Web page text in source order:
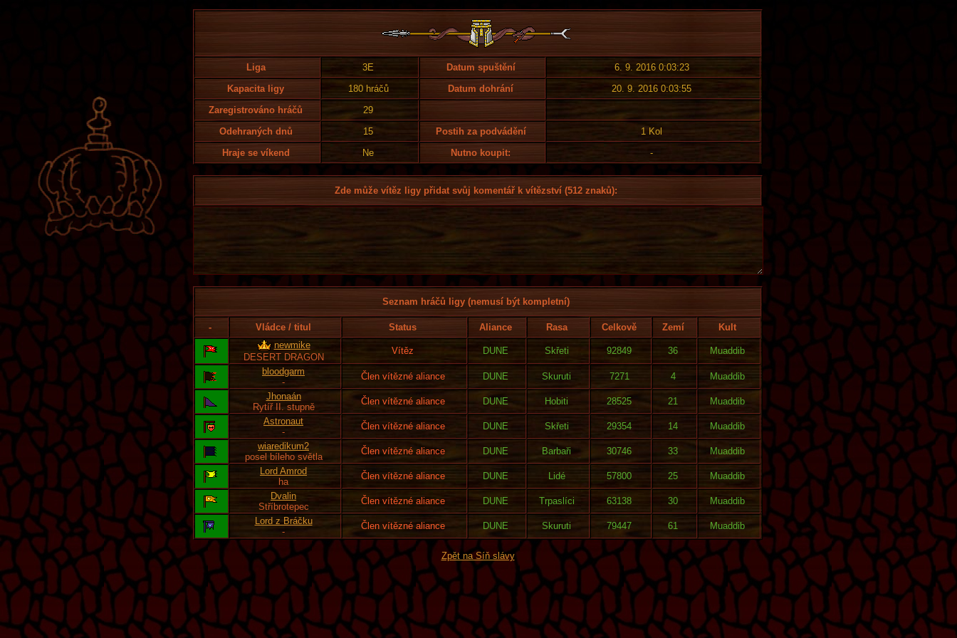
Liga 3E Datum spuštění
6. 9. 2016 0:03:23
Kapacita ligy
180 hráčů Datum dohrání
20. 9. 2016 0:03:55
Zaregistrováno hráčů
29
Odehraných dnů
15 Postih za podvádění
1 Kol
Hraje se víkend
Ne Nutno koupit: -
Zde může vítěz ligy přidat svůj komentář k vítězství (512 znaků):
Seznam hráčů ligy (nemusí být kompletní)
- Vládce / titul Status Aliance Rasa Celkově Zemí
Kult
newmike
DESERT DRAGON
Vítěz DUNE Skřeti 92849 36
Muaddib
bloodgarm
-
Člen vítězné aliance DUNE Skuruti 7271 4
Muaddib
Jhonaán
Rytíř II. stupně
Člen vítězné aliance DUNE Hobiti 28525 21
Muaddib
Astronaut
-
Člen vítězné aliance DUNE Skřeti 29354 14
Muaddib
wiaredikum2
posel bíleho světla
Člen vítězné aliance DUNE Barbaři 30746 33
Muaddib
Lord Amrod
ha
Člen vítězné aliance DUNE Lidé 57800 25
Muaddib
Dvalin
Stříbrotepec
Člen vítězné aliance DUNE Trpaslíci 63138 30
Muaddib
Lord z Bráčku
-
Člen vítězné aliance DUNE Skuruti 79447 61 Muaddib
Zpět na Síň slávy